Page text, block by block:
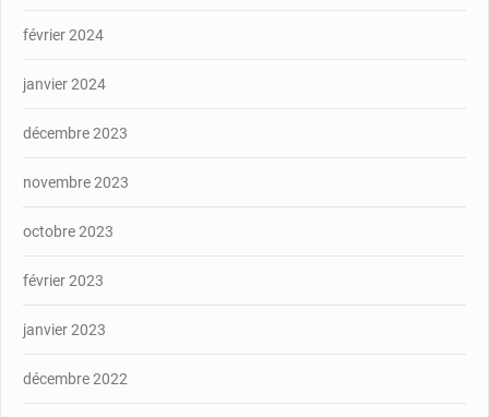
février 2024
janvier 2024
décembre 2023
novembre 2023
octobre 2023
février 2023
janvier 2023
décembre 2022